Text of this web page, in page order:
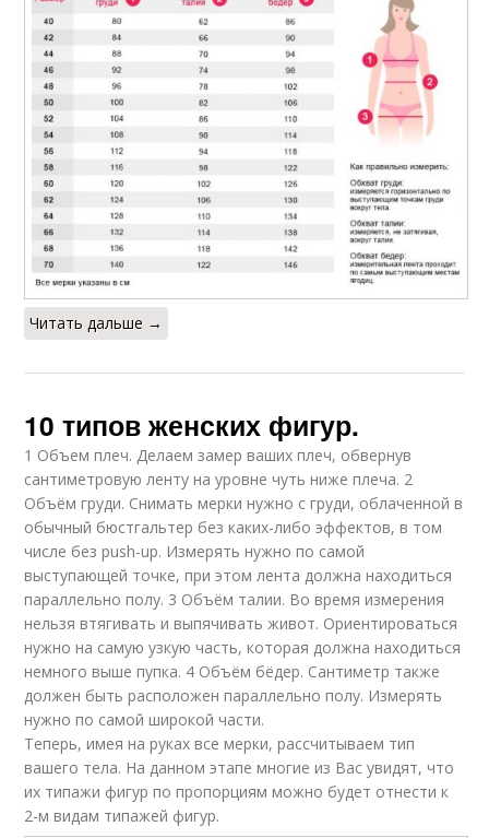
Читать дальше →
10 типов женских фигур.
1 Объем плеч. Делаем замер ваших плеч, обвернув
сантиметровую ленту на уровне чуть ниже плеча. 2
Объём груди. Снимать мерки нужно с груди, облаченной в
обычный бюстгальтер без каких-либо эффектов, в том
числе без push-up. Измерять нужно по самой
выступающей точке, при этом лента должна находиться
параллельно полу. 3 Объём талии. Во время измерения
нельзя втягивать и выпячивать живот. Ориентироваться
нужно на самую узкую часть, которая должна находиться
немного выше пупка. 4 Объём бёдер. Сантиметр также
должен быть расположен параллельно полу. Измерять
нужно по самой широкой части.
Теперь, имея на руках все мерки, рассчитываем тип
вашего тела. На данном этапе многие из Вас увидят, что
их типажи фигур по пропорциям можно будет отнести к
2-м видам типажей фигур.